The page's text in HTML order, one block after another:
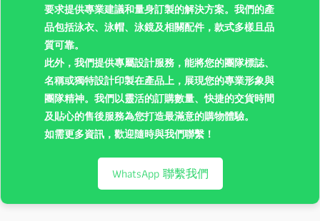
要求提供專業建議和量身訂製的解決方案。我們的產
品包括泳衣、泳帽、泳鏡及相關配件，款式多樣且品
質可靠。
此外，我們提供專屬設計服務，能將您的團隊標誌、
名稱或獨特設計印製在產品上，展現您的專業形象與
團隊精神。我們以靈活的訂購數量、快捷的交貨時間
及貼心的售後服務為您打造最滿意的購物體驗。
如需更多資訊，歡迎隨時與我們聯繫！
WhatsApp 聯繫我們